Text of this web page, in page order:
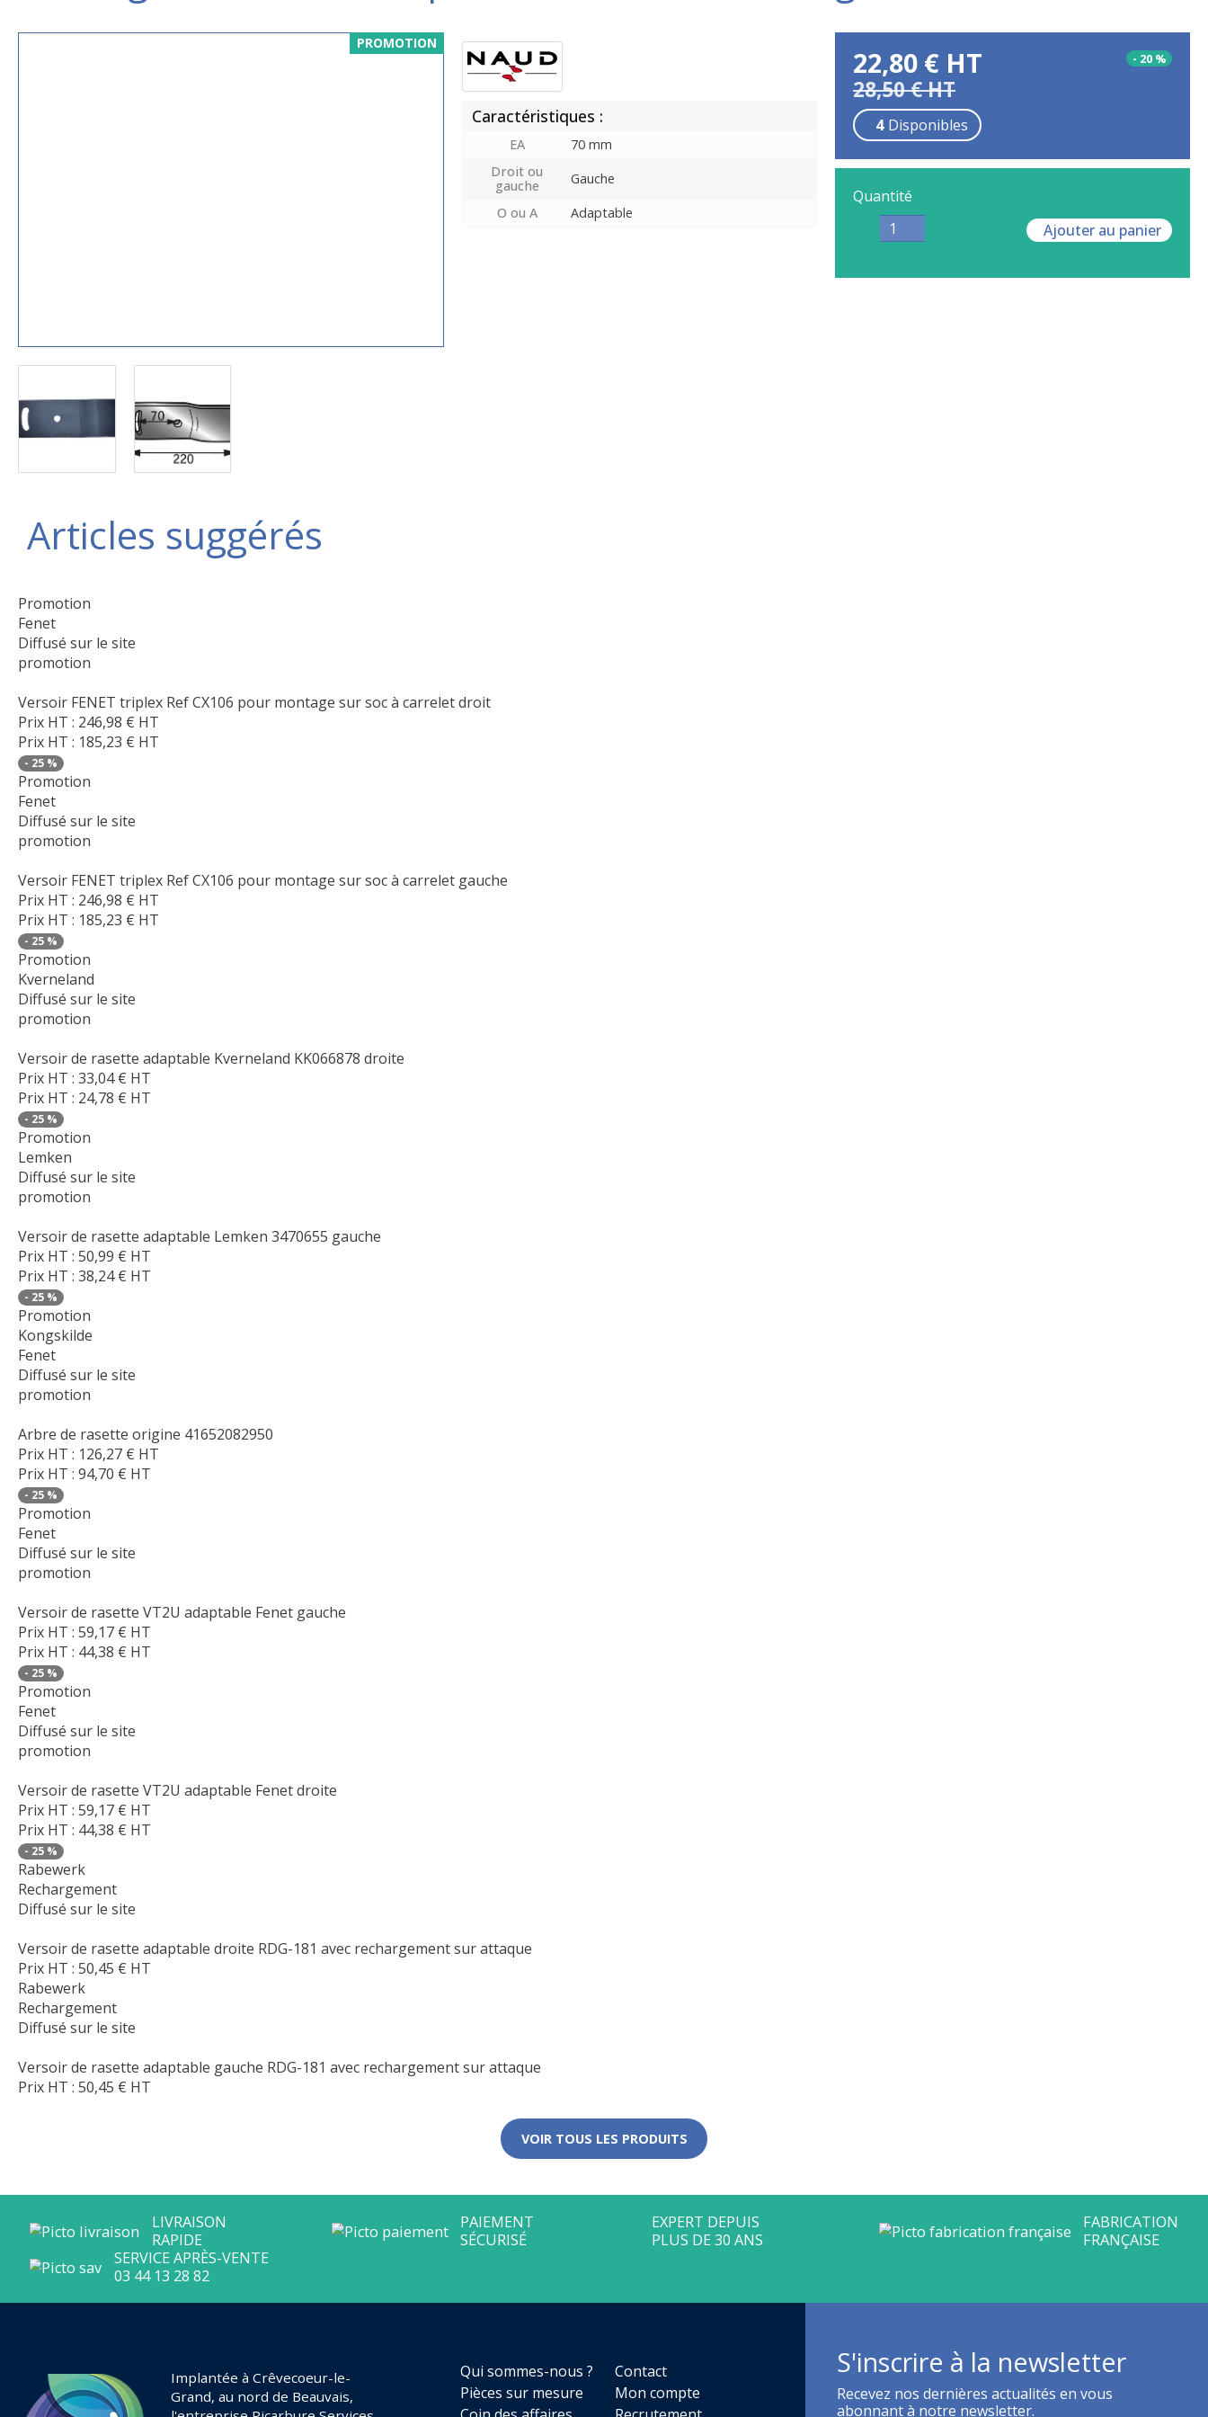
PROMOTION
Caractéristiques :
EA
70 mm
Droit ou
gauche
Gauche
O ou A
Adaptable
28,50€HT
22,80 € HT - 20 %
4 Disponibles
Quantité
Ajouter au panier
Articles suggérés
Promotion
Fenet
Diffusé sur le site
promotion
Versoir FENET triplex Ref CX106 pour montage sur soc à carrelet droit
Prix HT : 246,98 € HT
Prix HT : 185,23 € HT
- 25 %
Promotion
Fenet
Diffusé sur le site
promotion
Versoir FENET triplex Ref CX106 pour montage sur soc à carrelet gauche
Prix HT : 246,98 € HT
Prix HT : 185,23 € HT
- 25 %
Promotion
Kverneland
Diffusé sur le site
promotion
Versoir de rasette adaptable Kverneland KK066878 droite
Prix HT : 33,04€ HT
Prix HT : 24,78 € HT
- 25 %
Promotion
Lemken
Diffusé sur le site
promotion
Versoir de rasette adaptable Lemken 3470655 gauche
Prix HT : 50,99 € HT
Prix HT : 38,24€ HT
- 25 %
Promotion
Kongskilde
Fenet
Diffusé sur le site
promotion
Arbre de rasette origine 41652082950
Prix HT : 126,27 € HT
Prix HT : 94,70 € HT
- 25 %
Promotion
Fenet
Diffusé sur le site
promotion
Versoir de rasette VT2U adaptable Fenet gauche
Prix HT : 59,17 € HT
Prix HT : 44,38 € HT
- 25 %
Promotion
Fenet
Diffusé sur le site
promotion
Versoir de rasette VT2U adaptable Fenet droite
Prix HT : 59,17 € HT
Prix HT : 44,38 € HT
- 25 %
Rabewerk
Rechargement
Diffusé sur le site
Versoir de rasette adaptable droite RDG-181 avec rechargement sur attaque
Prix HT : 50,45 € HT
Rabewerk
Rechargement
Diffusé sur le site
Versoir de rasette adaptable gauche RDG-181 avec rechargement sur attaque
Prix HT : 50,45 € HT
VOIR TOUS LES PRODUITS
Implantée à Crêvecoeur-le-
Grand, au nord de Beauvais,
Qui sommes-nous ?
Contact
Pièces sur mesure
Mon compte
S'inscrire à la newsletter
Recevez nos dernières actualités en vous
abonnant à notre newsletter.